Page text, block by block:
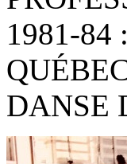
1981-
DANSE